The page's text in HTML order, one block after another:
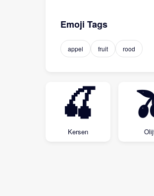
Emoji Tags
appel fruit rood
🍒
Kersen